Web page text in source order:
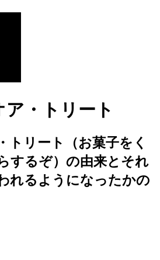
ア・トリート
トリート（お菓子をく
するぞ）の由来とそれ
れるようになったかの